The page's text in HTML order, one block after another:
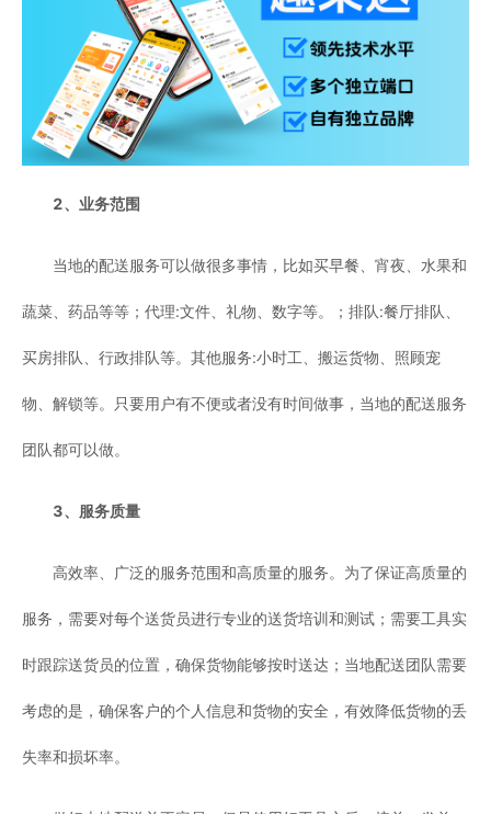
2、业务范围
当地的配送服务可以做很多事情，比如买早餐、宵夜、水果和
蔬菜、药品等等；代理:文件、礼物、数字等。；排队:餐厅排队、
买房排队、行政排队等。其他服务:小时工、搬运货物、照顾宠
物、解锁等。只要用户有不便或者没有时间做事，当地的配送服务
团队都可以做。
3、服务质量
高效率、广泛的服务范围和高质量的服务。为了保证高质量的
服务，需要对每个送货员进行专业的送货培训和测试；需要工具实
时跟踪送货员的位置，确保货物能够按时送达；当地配送团队需要
考虑的是，确保客户的个人信息和货物的安全，有效降低货物的丢
失率和损坏率。